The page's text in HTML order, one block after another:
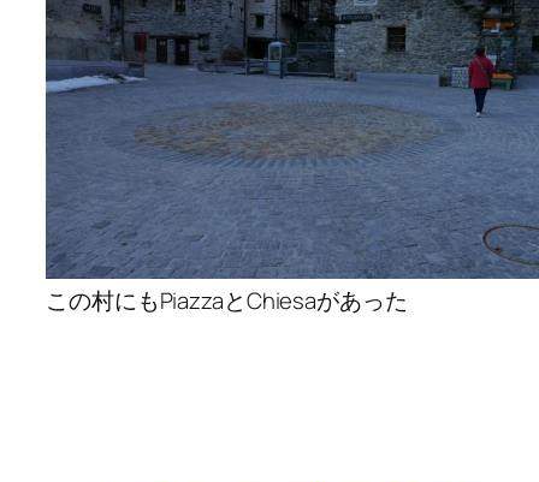
この村にもPiazzaとChiesaがあった